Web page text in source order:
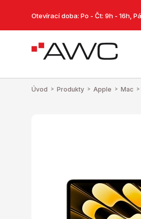
Otevírací doba: Po - Čt: 9h - 16h,
Úvod > Produkty > Apple > Mac >